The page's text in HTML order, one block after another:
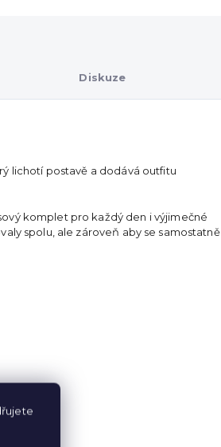
Diskuze
lichotí postavě a dodává outfitu
komplet pro každý den i výjimečné
spolu, ale zároveň aby se samostatně